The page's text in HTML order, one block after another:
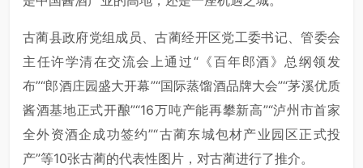
古蔺县政府党组成员、古蔺经开区党工委书记、管委会
主任许学清在交流会上通过“《百年郎酒》总纲领发
布”“郎酒庄园盛大开幕”“国际蒸馏酒品牌大会”“茅溪优质
酱酒基地正式开酿”“16万吨产能再攀新高”“泸州市首家
全外资酒企成功签约”“古蔺东城包材产业园区正式投
产”等10张古蔺的代表性图片，对古蔺进行了推介。